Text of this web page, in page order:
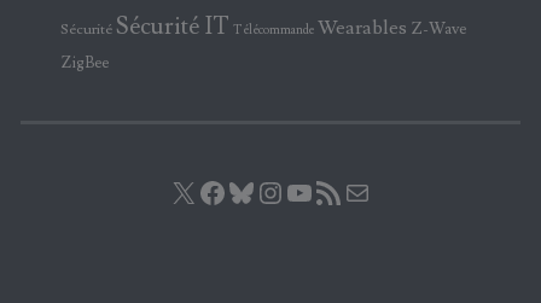
Sécurité Sécurité IT Télécommande Wearables Z-Wave
ZigBee
X Facebook
Bluesky
Instagram
YouTube
Flux RSS